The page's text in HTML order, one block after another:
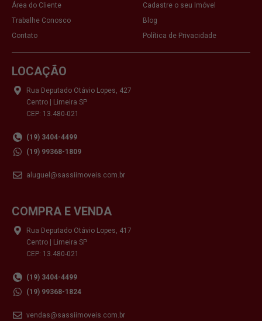
Área do Cliente
Cadastre o seu Imóvel
Trabalhe Conosco
Blog
Contato
Política de Privacidade
LOCAÇÃO
Rua Deputado Otávio Lopes, 427
Centro | Limeira SP
CEP: 13.480-021
(19) 3404-4499
(19) 99368-1809
aluguel@sassiimoveis.com.br
COMPRA E VENDA
Rua Deputado Otávio Lopes, 417
Centro | Limeira SP
CEP: 13.480-021
(19) 3404-4499
(19) 99368-1824
vendas@sassiimoveis.com.br